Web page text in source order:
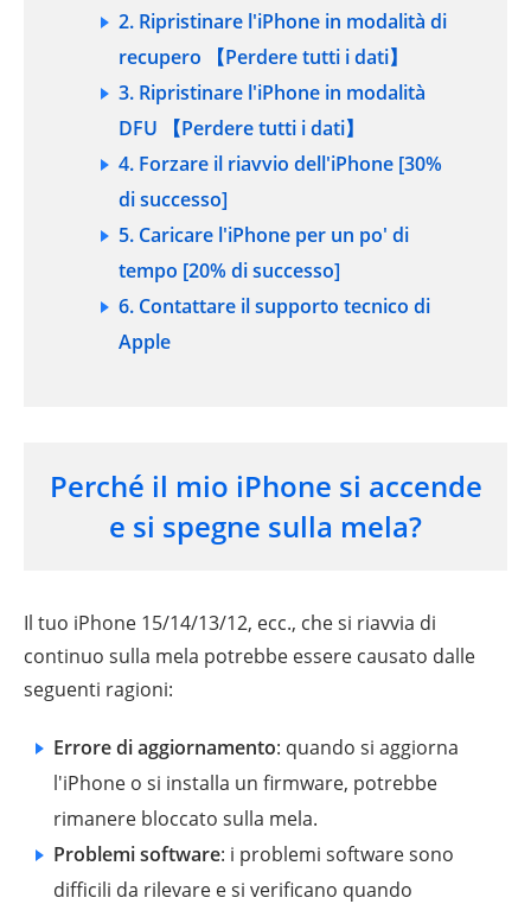
2. Ripristinare l'iPhone in modalità di
recupero 【Perdere tutti i dati】
3. Ripristinare l'iPhone in modalità
DFU 【Perdere tutti i dati】
4. Forzare il riavvio dell'iPhone [30%
di successo]
5. Caricare l'iPhone per un po' di
tempo [20% di successo]
6. Contattare il supporto tecnico di
Apple
Perché il mio iPhone si accende
e si spegne sulla mela?
Il tuo iPhone 15/14/13/12, ecc., che si riavvia di
continuo sulla mela potrebbe essere causato dalle
seguenti ragioni:
Errore di aggiornamento: quando si aggiorna
l'iPhone o si installa un firmware, potrebbe
rimanere bloccato sulla mela.
Problemi software: i problemi software sono
difficili da rilevare e si verificano quando